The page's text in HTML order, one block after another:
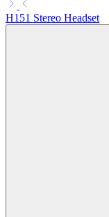
H151 Stereo Headset